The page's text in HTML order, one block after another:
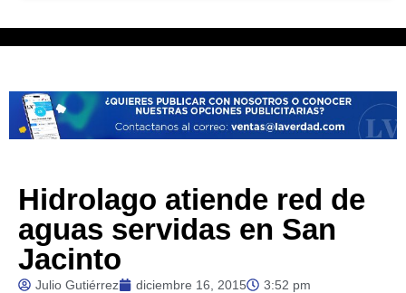
Hidrolago atiende red de
aguas servidas en San
Jacinto
Julio Gutiérrez diciembre 16, 2015
3:52 pm